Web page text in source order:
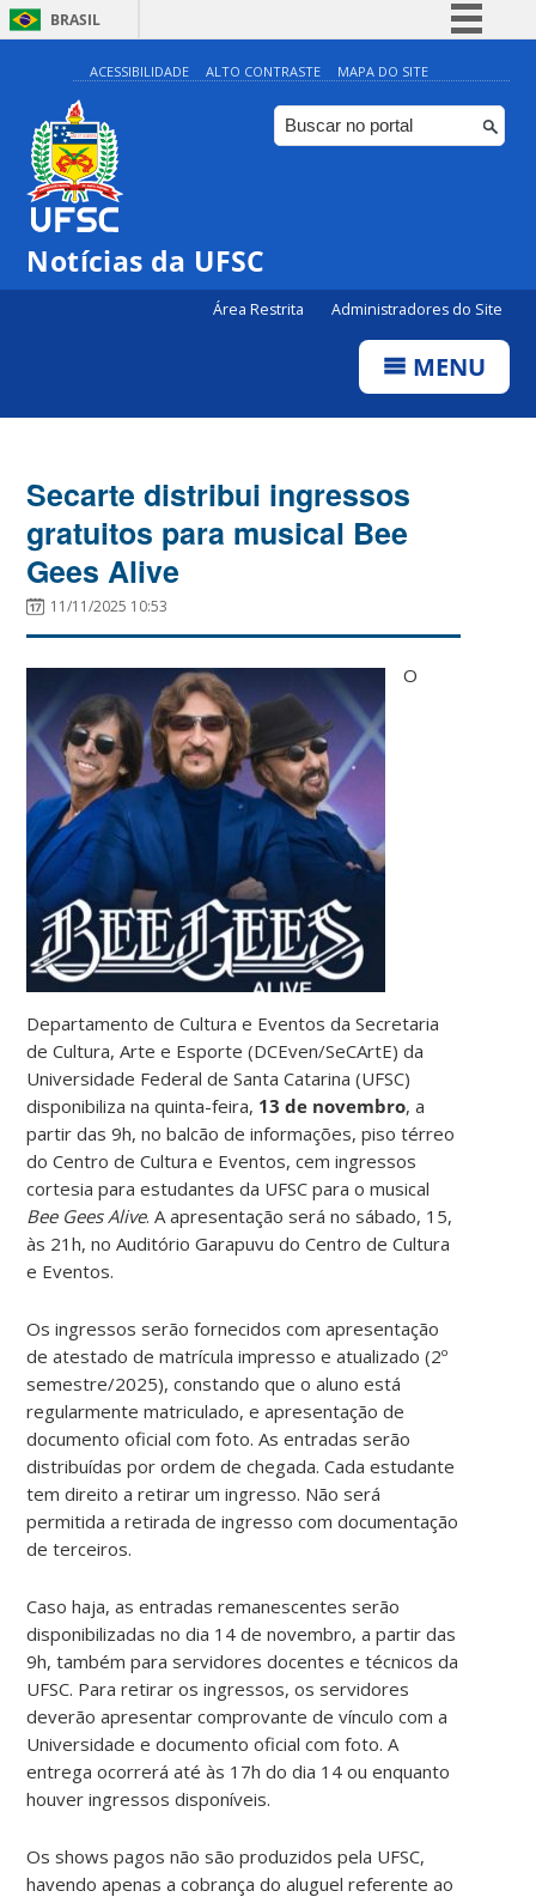
BRASIL
Simplifique!
Comunica BR
Participe
ACESSIBILIDADE ALTO CONTRASTE MAPA DO SITE
Notícias da UFSC
Área Restrita Administradores do Site
MENU
Secarte distribui ingressos
gratuitos para musical Bee
Gees Alive
11/11/2025 10:53
O
Departamento de Cultura e Eventos da Secretaria
de Cultura, Arte e Esporte (DCEven/SeCArtE) da
Universidade Federal de Santa Catarina (UFSC)
disponibiliza na quinta-feira, 13 de novembro, a
partir das 9h, no balcão de informações, piso térreo
do Centro de Cultura e Eventos, cem ingressos
cortesia para estudantes da UFSC para o musical
Bee Gees Alive. A apresentação será no sábado, 15,
às 21h, no Auditório Garapuvu do Centro de Cultura
e Eventos.
Os ingressos serão fornecidos com apresentação
de atestado de matrícula impresso e atualizado (2º
semestre/2025), constando que o aluno está
regularmente matriculado, e apresentação de
documento oficial com foto. As entradas serão
distribuídas por ordem de chegada. Cada estudante
tem direito a retirar um ingresso. Não será
permitida a retirada de ingresso com documentação
de terceiros.
Caso haja, as entradas remanescentes serão
disponibilizadas no dia 14 de novembro, a partir das
9h, também para servidores docentes e técnicos da
UFSC. Para retirar os ingressos, os servidores
deverão apresentar comprovante de vínculo com a
Universidade e documento oficial com foto. A
entrega ocorrerá até às 17h do dia 14 ou enquanto
houver ingressos disponíveis.
Os shows pagos não são produzidos pela UFSC,
havendo apenas a cobrança do aluguel referente ao